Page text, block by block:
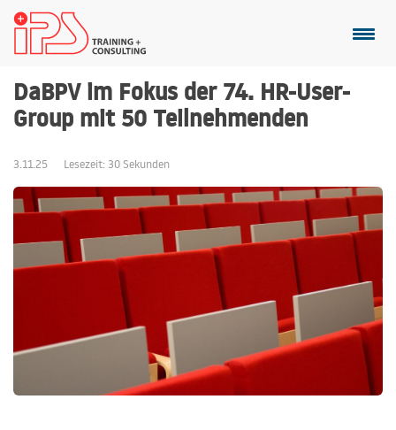
DaBPV im Fokus der 74. HR-User-
Group mit 50 Teilnehmenden
3.11.25 Lesezeit: 30 Sekunden